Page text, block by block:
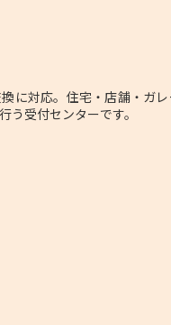
に対応。住宅・店舗・ガ
う受付センターです。